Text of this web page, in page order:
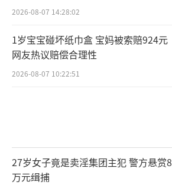
2026-08-07 14:28:02
1岁宝宝碰坏纸巾盒 宝妈被索赔924元
网友热议赔偿合理性
2026-08-07 10:22:51
27岁女子竟是卖淫集团主犯 警方悬赏8
万元缉捕